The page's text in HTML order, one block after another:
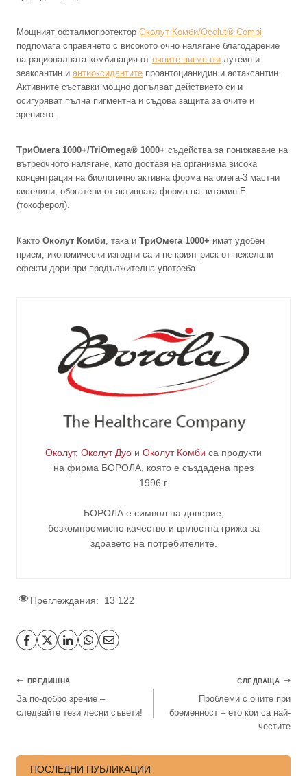
Мощният офталмопротектор Околут Комби/Ocolut® Combi
подпомага справянето с високото очно налягане благодарение
на рационалната комбинация от очните пигменти лутеин и
зеаксантин и антиоксидантите проантоцианидин и астаксантин.
Активните съставки мощно допълват действието си и
осигуряват пълна пигментна и съдова защита за очите и
зрението.
ТриОмега 1000+/TriOmega® 1000+ съдейства за понижаване на
вътреочното налягане, като доставя на организма висока
концентрация на биологично активна форма на омега-3 мастни
киселини, обогатени от активната форма на витамин Е
(токоферол).
Както Околут Комби , така и ТриОмега 1000+ имат удобен
прием, икономически изгодни са и не крият риск от нежелани
ефекти дори при продължителна употреба.
Околут, Околут Дуо и Околут Комби са продукти
на фирма БОРОЛА , която е създадена през
1996 г.
БОРОЛА е символ на доверие,
безкомпромисно качество и цялостна грижа за
здравето на потребителите
Преглеждания: 13 122
ПРЕДИШНА
За по-добро зрение –
следвайте тези лесни съвети!
СЛЕДВАЩА
Проблеми с очите при
бременност – ето кои са най-
честите
ПОСЛЕДНИ ПУБЛИКАЦИИ